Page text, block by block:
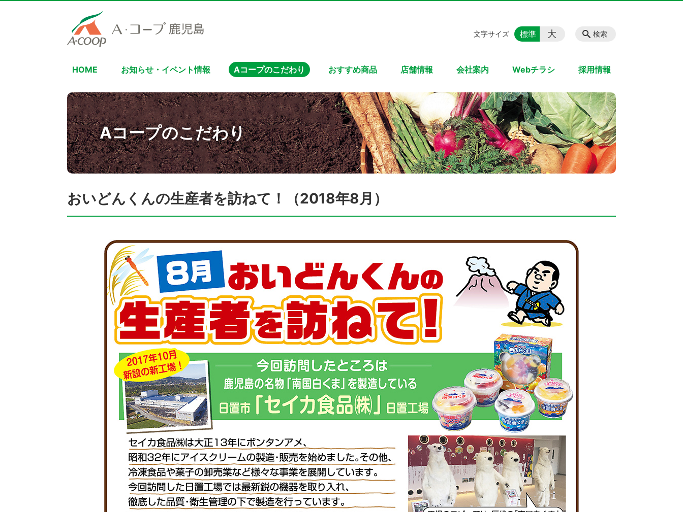
HOME お知らせ・イベント情報 Aコープのこだわり おすすめ商品 店舗情報 会社案内 Webチラシ 採用情報
検索
文字サイズ 標準 大
Aコープのこだわり
おいどんくんの生産者を訪ねて！（2018年8月）